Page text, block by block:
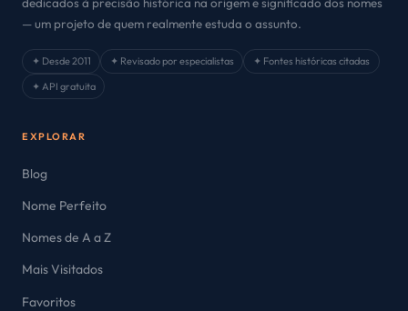
— um projeto de quem realmente estuda o assunto.
✦ Desde 2011 ✦ Revisado por especialistas
✦ Fontes históricas citadas
✦ API gratuita
EXPLORAR
Blog
Nome Perfeito
Nomes de A a Z
Mais Visitados
Favoritos